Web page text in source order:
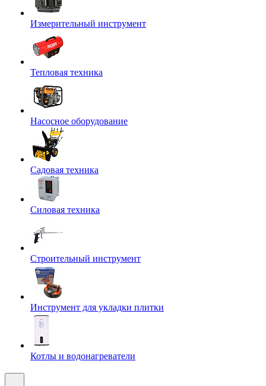
Измерительный инструмент
Тепловая техника
Насосное оборудование
Садовая техника
Силовая техника
Строительный инструмент
Инструмент для укладки плитки
Котлы и водонагреватели